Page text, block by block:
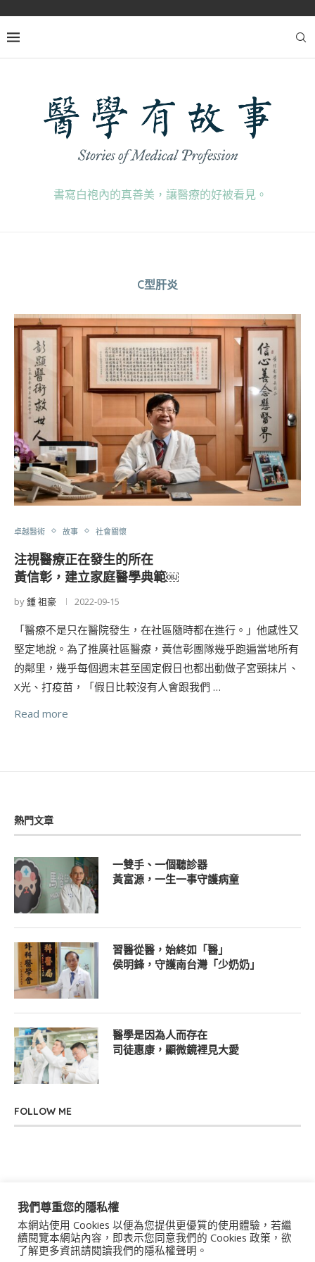
書寫白袍內的真善美，讓醫療的好被看見。
C型肝炎
卓越醫術 故事 社會關懷
注視醫療正在發生的所在
黃信彰，建立家庭醫學典範￼
by鍾 祖豪 2022-09-15
「醫療不是只在醫院發生，在社區隨時都在進行。」他感性又
堅定地說。為了推廣社區醫療，黃信彰團隊幾乎跑遍當地所有
的鄰里，幾乎每個週末甚至國定假日也都出動做子宮頸抹片、
X光、打疫苗，「假日比較沒有人會跟我們 …
Read more
熱門文章
一雙手、一個聽診器
黃富源，一生一事守護病童
習醫從醫，始終如「醫」
侯明鋒，守護南台灣「少奶奶」
醫學是因為人而存在
司徒惠康，顯微鏡裡見大愛
FOLLOW ME
關於我們 聯絡我們 服務條款 隱私權政策
著作權聲明 作者群
我們尊重您的隱私權
本網站使用 Cookies 以便為您提供更優質的使用體驗，若繼
續閱覽本網站內容，即表示您同意我們的 Cookies 政策，欲
了解更多資訊請閱讀我們的隱私權聲明。